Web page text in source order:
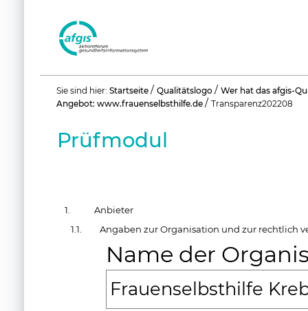
Benutzerspezifische
Werkzeuge
Sie sind hier: Startseite / Qualitätslogo / Wer hat das afgis-
Angebot: www.frauenselbsthilfe.de / Transparenz202208
Prüfmodul
1.
Anbieter
1.1.
Angaben zur Organisation und zur rechtlich
Name der
Frauenselbsthilfe